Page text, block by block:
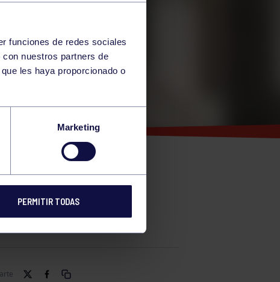
funciones de redes sociales
nuestros partners de
les haya proporcionado o
Marketing
PERMITIR TODAS